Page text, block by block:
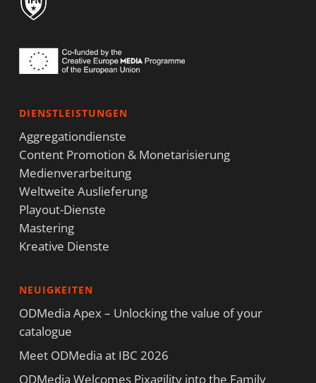
DIENSTLEISTUNGEN
Aggregationdienste
Content Promotion & Monetarisierung
Medienverarbeitung
Weltweite Auslieferung
Playout-Dienste
Mastering
Kreative Dienste
NEUIGKEITEN
ODMedia Apex – Unlocking the value of your
catalogue
Meet ODMedia at IBC 2026
ODMedia Welcomes Pixagility into the Family